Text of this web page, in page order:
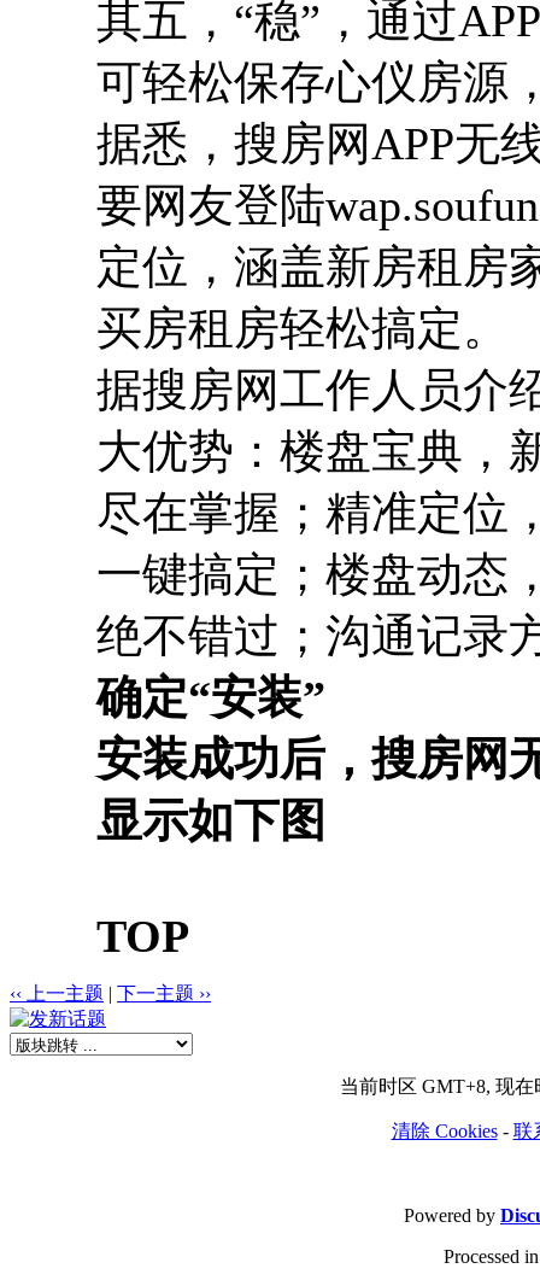
其五，“稳”，通过
可轻松保存心仪房源
据悉，搜房网APP无
要网友登陆
定位，涵盖新房租房
买房租房轻松搞定。
据搜房网工作人员介
大优势：楼盘宝典，
尽在掌握；精准定位
一键搞定；楼盘动态
绝不错过；沟通记录
确定“安装”
安装成功后，搜房网
显示如下图
TOP
‹‹ 上一主题 | 下一主题 ››
当前时区 GMT+8, 现在
清除 Cookies- 联
Powered by
Processed